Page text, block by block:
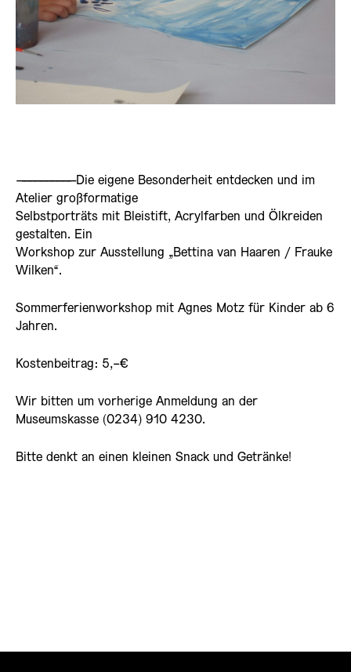
——————————Die eigene Besonderheit entdecken und im
Atelier großformatige
Selbstporträts mit Bleistift, Acrylfarben und Ölkreiden
gestalten. Ein
Workshop zur Ausstellung „Bettina van Haaren / Frauke
Wilken“.
Sommerferienworkshop mit Agnes Motz für Kinder ab 6
Jahren.
Kostenbeitrag: 5,-€
Wir bitten um vorherige Anmeldung an der
Museumskasse (0234) 910 4230.
Bitte denkt an einen kleinen Snack und Getränke!